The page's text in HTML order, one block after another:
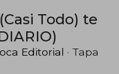
Todo) te
Editorial · Tapa